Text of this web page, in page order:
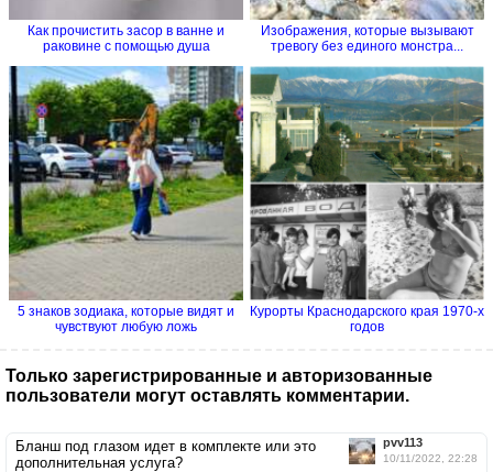
Как прочистить засор в ванне и
раковине с помощью душа
Изображения, которые вызывают
тревогу без единого монстра...
5 знаков зодиака, которые видят и
чувствуют любую ложь
Курорты Краснодарского края 1970-х
годов
Только зарегистрированные и авторизованные
пользователи могут оставлять комментарии.
pvv113
10/11/2022, 22:28
Бланш под глазом идет в комплекте или это
дополнительная услуга?